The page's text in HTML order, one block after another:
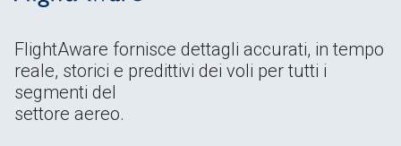
FlightAware fornisce dettagli accurati, in tempo
reale, storici e predittivi dei voli per tutti i
segmenti del
settore aereo.